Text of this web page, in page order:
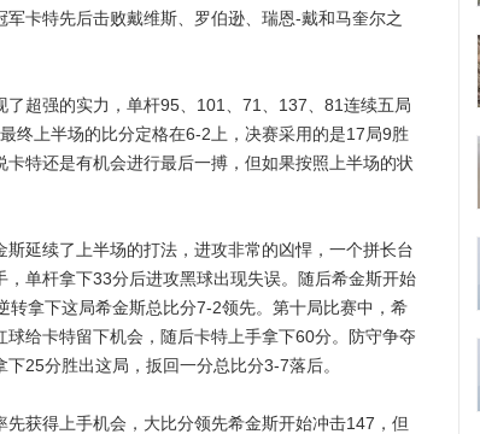
卡特先后击败戴维斯、罗伯逊、瑞恩-戴和马奎尔之
超强的实力，单杆95、101、71、137、81连续五局
终上半场的比分定格在6-2上，决赛采用的是17局9胜
特还是有机会进行最后一搏，但如果按照上半场的状
延续了上半场的打法，进攻非常的凶悍，一个拼长台
单杆拿下33分后进攻黑球出现失误。随后希金斯开始
转拿下这局希金斯总比分7-2领先。第十局比赛中，希
给卡特留下机会，随后卡特上手拿下60分。防守争夺
25分胜出这局，扳回一分总比分3-7落后。
获得上手机会，大比分领先希金斯开始冲击147，但